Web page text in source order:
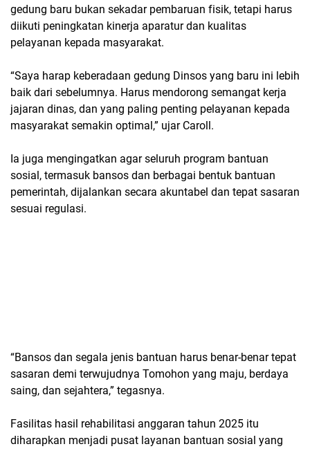
gedung baru bukan sekadar pembaruan fisik, tetapi harus
diikuti peningkatan kinerja aparatur dan kualitas
pelayanan kepada masyarakat.
“Saya harap keberadaan gedung Dinsos yang baru ini lebih
baik dari sebelumnya. Harus mendorong semangat kerja
jajaran dinas, dan yang paling penting pelayanan kepada
masyarakat semakin optimal,” ujar Caroll.
Ia juga mengingatkan agar seluruh program bantuan
sosial, termasuk bansos dan berbagai bentuk bantuan
pemerintah, dijalankan secara akuntabel dan tepat sasaran
sesuai regulasi.
“Bansos dan segala jenis bantuan harus benar-benar tepat
sasaran demi terwujudnya Tomohon yang maju, berdaya
saing, dan sejahtera,” tegasnya.
Fasilitas hasil rehabilitasi anggaran tahun 2025 itu
diharapkan menjadi pusat layanan bantuan sosial yang